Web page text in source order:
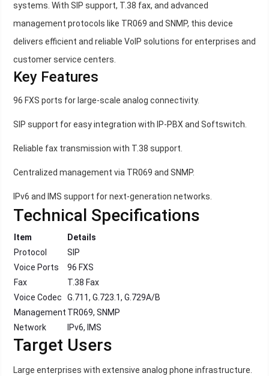
systems. With SIP support, T.38 fax, and advanced
management protocols like TR069 and SNMP, this device
delivers efficient and reliable VoIP solutions for enterprises and
customer service centers.
Key Features
96 FXS ports for large-scale analog connectivity.
SIP support for easy integration with IP-PBX and Softswitch.
Reliable fax transmission with T.38 support.
Centralized management via TR069 and SNMP.
IPv6 and IMS support for next-generation networks.
Technical Specifications
Item
Details
Protocol
SIP
Voice Ports
96 FXS
Fax
T.38 Fax
Voice Codec
G.711, G.723.1, G.729A/B
Management TR069, SNMP
Network
IPv6, IMS
Target Users
Large enterprises with extensive analog phone infrastructure.